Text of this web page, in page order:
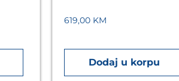
619,00 KM
Dodaj u korpu